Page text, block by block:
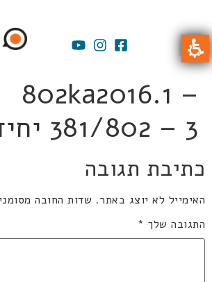
802ka2016.1 –
381/802 – 3 יחידות
כתיבת תגובה
האימייל לא יוצג באתר. שדות החובה
התגובה שלך *